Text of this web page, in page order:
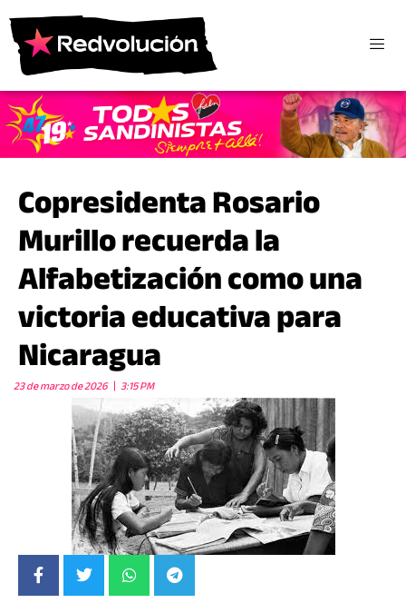
Copresidenta Rosario
Murillo recuerda la
Alfabetización como una
victoria educativa para
Nicaragua
23 de marzo de 2026 3:15 PM